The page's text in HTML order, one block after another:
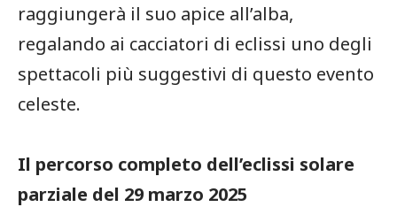
raggiungerà il suo apice all’alba,
regalando ai cacciatori di eclissi uno degli
spettacoli più suggestivi di questo evento
celeste.
Il percorso completo dell’eclissi solare
parziale del 29 marzo 2025